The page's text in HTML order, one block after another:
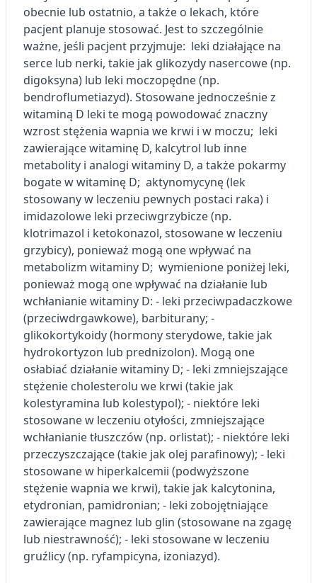
obecnie lub ostatnio, a także o lekach, które
pacjent planuje stosować. Jest to szczególnie
ważne, jeśli pacjent przyjmuje: leki działające na
serce lub nerki, takie jak glikozydy nasercowe (np.
digoksyna) lub leki moczopędne (np.
bendroflumetiazyd). Stosowane jednocześnie z
witaminą D leki te mogą powodować znaczny
wzrost stężenia wapnia we krwi i w moczu; leki
zawierające witaminę D, kalcytrol lub inne
metabolity i analogi witaminy D, a także pokarmy
bogate w witaminę D; aktynomycynę (lek
stosowany w leczeniu pewnych postaci raka) i
imidazolowe leki przeciwgrzybicze (np.
klotrimazol i ketokonazol, stosowane w leczeniu
grzybicy), ponieważ mogą one wpływać na
metabolizm witaminy D; wymienione poniżej leki,
ponieważ mogą one wpływać na działanie lub
wchłanianie witaminy D: - leki przeciwpadaczkowe
(przeciwdrgawkowe), barbiturany; -
glikokortykoidy (hormony sterydowe, takie jak
hydrokortyzon lub prednizolon). Mogą one
osłabiać działanie witaminy D; - leki zmniejszające
stężenie cholesterolu we krwi (takie jak
kolestyramina lub kolestypol); - niektóre leki
stosowane w leczeniu otyłości, zmniejszające
wchłanianie tłuszczów (np. orlistat); - niektóre leki
przeczyszczające (takie jak olej parafinowy); - leki
stosowane w hiperkalcemii (podwyższone
stężenie wapnia we krwi), takie jak kalcytonina,
etydronian, pamidronian; - leki zobojętniające
zawierające magnez lub glin (stosowane na zgagę
lub niestrawność); - leki stosowane w leczeniu
gruźlicy (np. ryfampicyna, izoniazyd).